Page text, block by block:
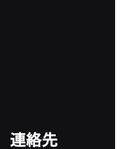
連絡先